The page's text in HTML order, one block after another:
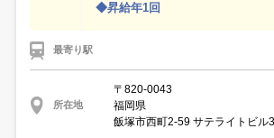
◆昇給年1回
最寄り駅
所在地
〒820-0043
福岡県
飯塚市西町2-59 サテライトビル